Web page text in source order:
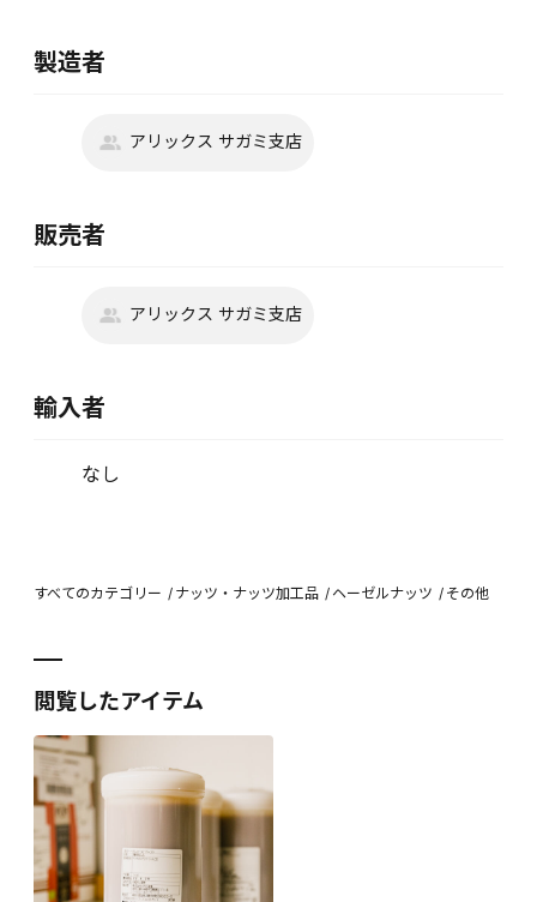
製造者
アリックス サガミ支店
販売者
アリックス サガミ支店
輸入者
なし
すべてのカテゴリー ナッツ・ナッツ加工品 ヘーゼルナッツ その他
閲覧したアイテム